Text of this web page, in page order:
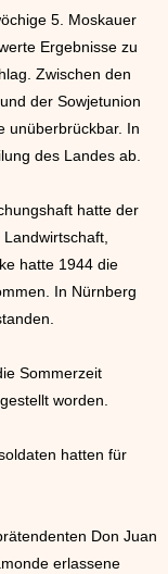
5. Moskauer
Ergebnisse zu
Zwischen den
der Sowjetunion
unüberbrückbar. In
des Landes ab.
hatte der
hatte 1944 die
In Nürnberg
Sommerzeit
worden.
hatten für
Don Juan
erlassene